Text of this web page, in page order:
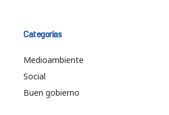
Categorías
Medioambiente
Social
Buen gobierno